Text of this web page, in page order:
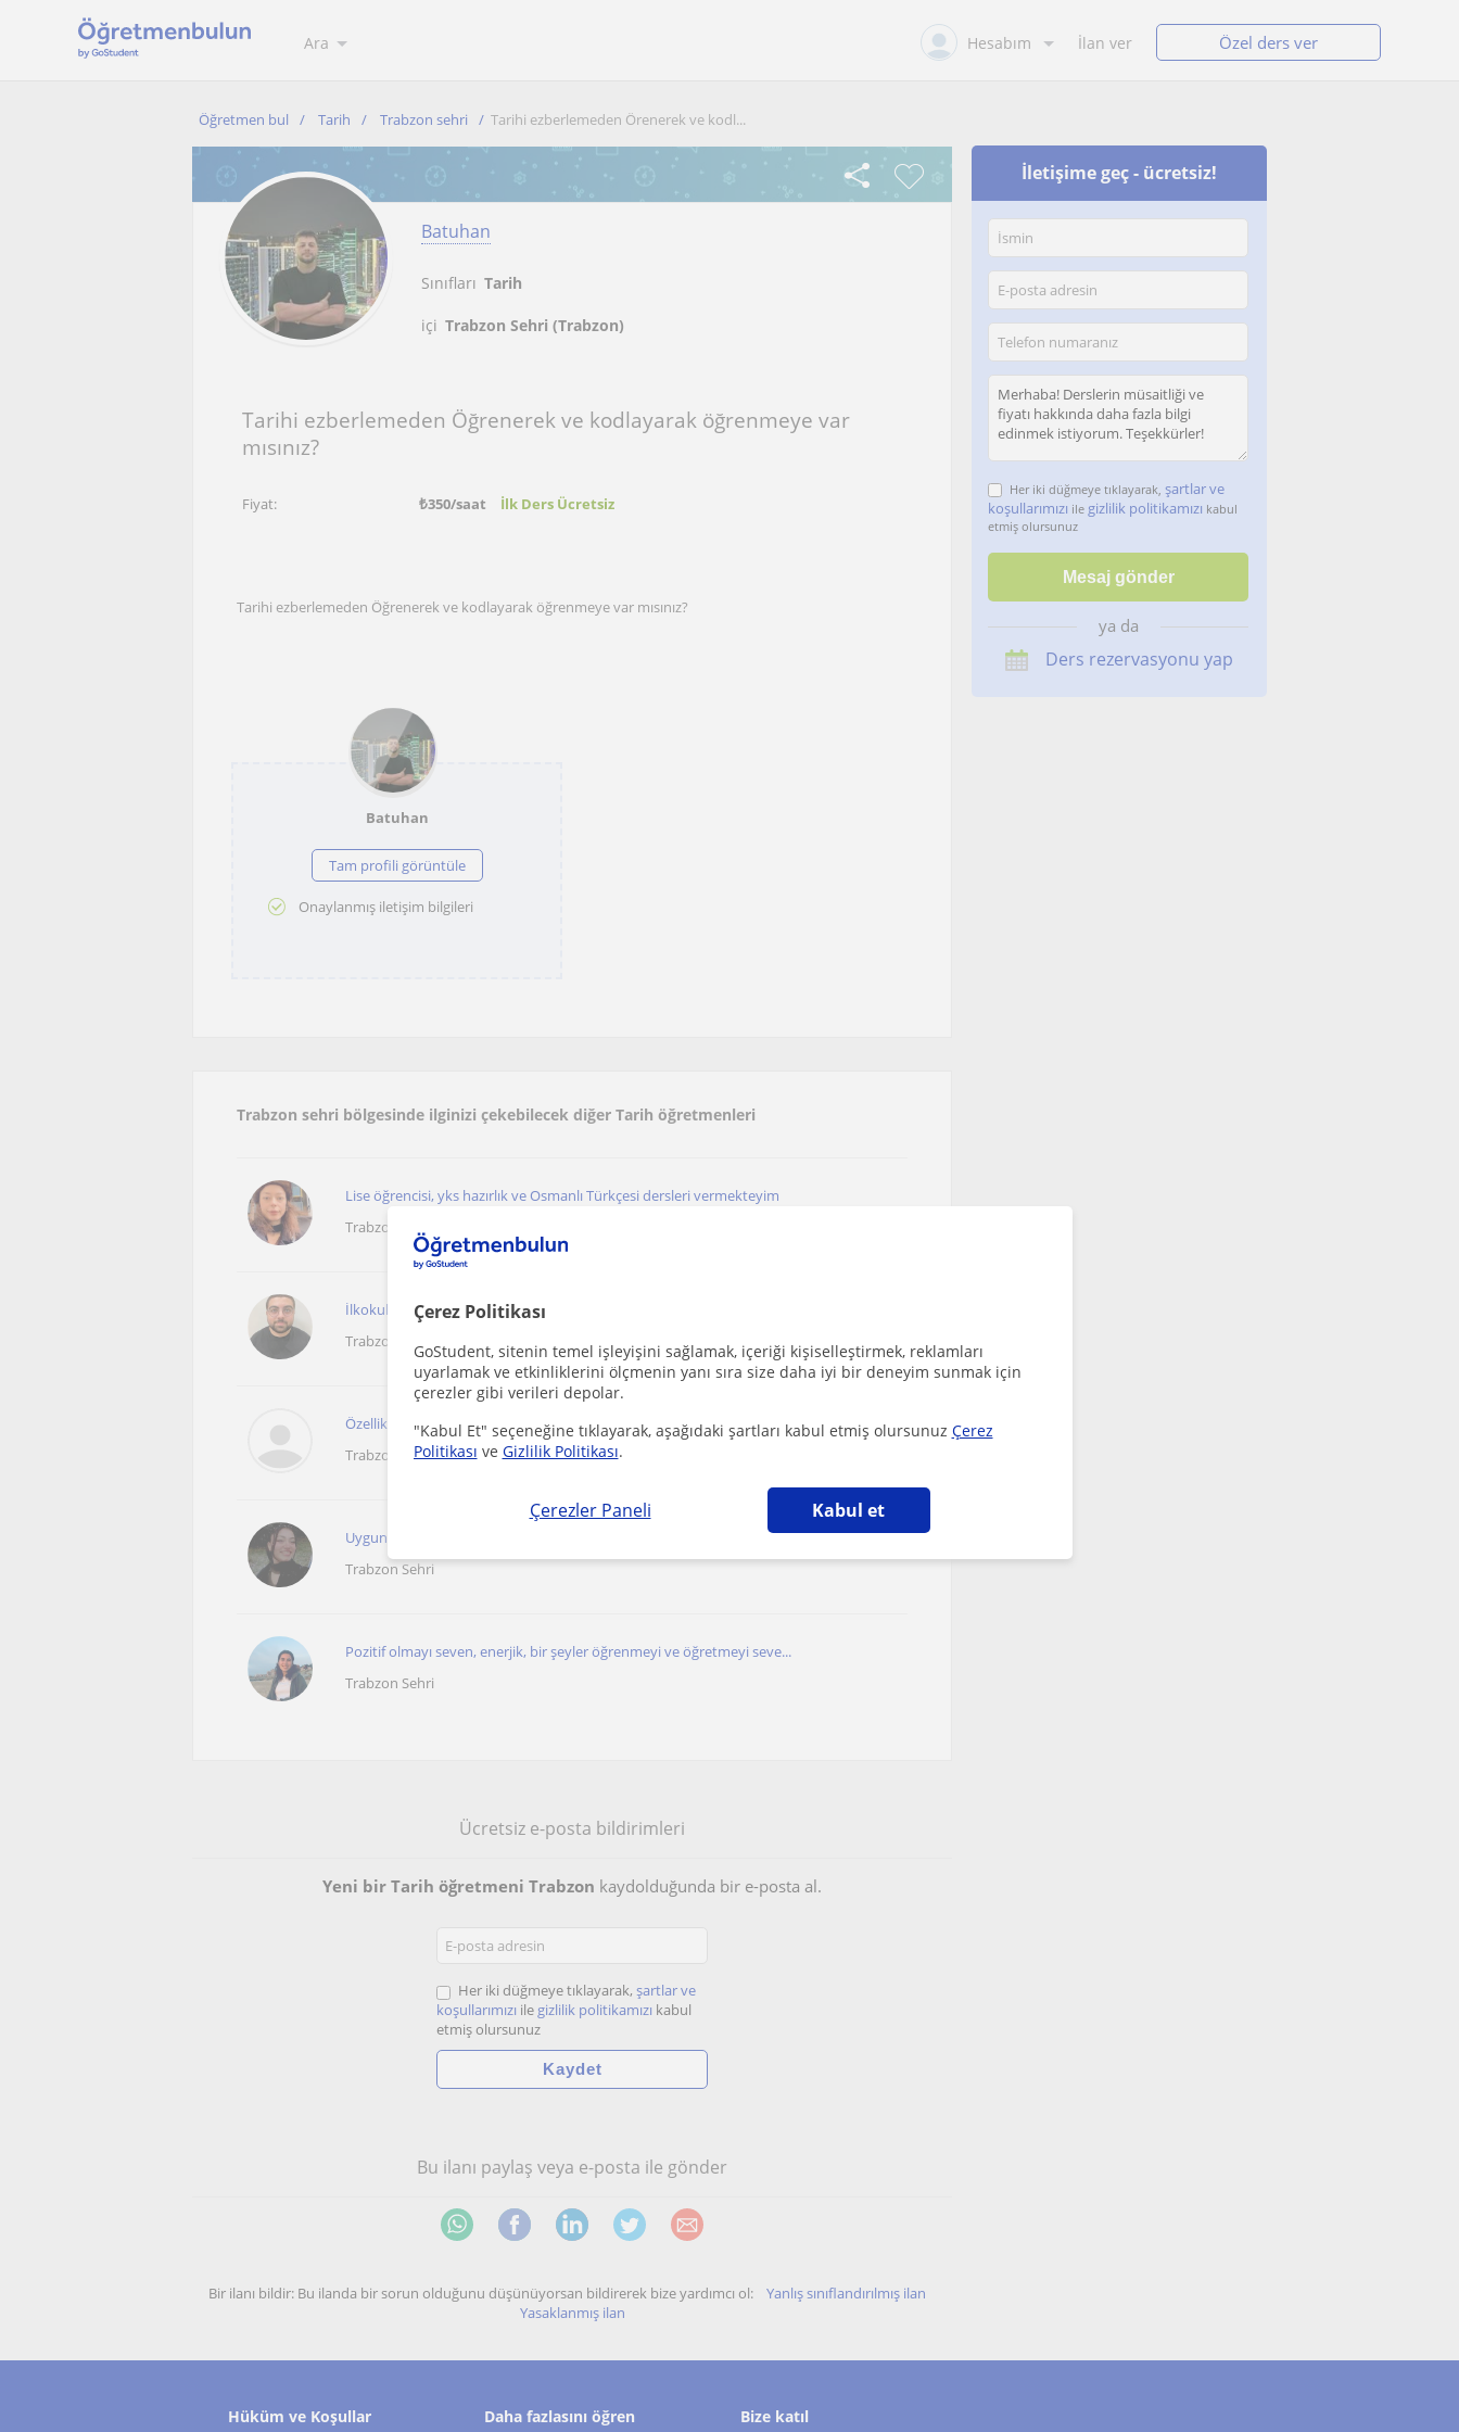
Çerez Politikası
GoStudent, sitenin temel işleyişini sağlamak, içeriği kişiselleştirmek, reklamları
uyarlamak ve etkinliklerini ölçmenin yanı sıra size daha iyi bir deneyim sunmak için
çerezler gibi verileri depolar.
"Kabul Et" seçeneğine tıklayarak, aşağıdaki şartları kabul etmiş olursunuz Çerez
Politikası ve Gizlilik Politikası.
Çerezler Paneli Kabul et
Ara Hesabım İlan ver Özel ders ver
Öğretmen bul Tarih Trabzon sehri Tarihi ezberlemeden Örenerek ve kodl...
Batuhan
Sınıfları Tarih
içi Trabzon Sehri (Trabzon)
Tarihi ezberlemeden Öğrenerek ve kodlayarak öğrenmeye var
mısınız?
Fiyat: ₺350/saat İlk Ders Ücretsiz
Tarihi ezberlemeden Öğrenerek ve kodlayarak öğrenmeye var mısınız?
Batuhan
Tam profili görüntüle
Onaylanmış iletişim bilgileri
Trabzon sehri bölgesinde ilginizi çekebilecek diğer Tarih öğretmenleri
Lise öğrencisi, yks hazırlık ve Osmanlı Türkçesi dersleri vermekteyim
Trabzon Sehri, Soguksu (Trabzon), Bengisu (Trabzon), Besirl...
İlkokul,ortaokul ve lise öğrencilerine özel ders
Trabzon Sehri
Özellikle tyt-ayt sınavlarına yönelik özel ders veren, yeni mezun bir...
Trabzon Sehri
Uygun fiyatlı tarih veya sosyal bilgiler dersi verebilirim
Trabzon Sehri
Pozitif olmayı seven, enerjik, bir şeyler öğrenmeyi ve öğretmeyi seve...
Trabzon Sehri
Ücretsiz e-posta bildirimleri
Yeni bir Tarih öğretmeni Trabzon kaydolduğunda bir e-posta al.
Her iki düğmeye tıklayarak, şartlar ve
koşullarımızı ile gizlilik politikamızı kabul
etmiş olursunuz
Bu ilanı paylaş veya e-posta ile gönder
Bir ilanı bildir: Bu ilanda bir sorun olduğunu düşünüyorsan bildirerek bize yardımcı ol: Yanlış sınıflandırılmış ilan
Yasaklanmış ilan
İletişime geç - ücretsiz!
Her iki düğmeye tıklayarak, şartlar ve
koşullarımızı ile gizlilik politikamızı kabul
etmiş olursunuz
ya da
Ders rezervasyonu yap
Hüküm ve Koşullar Daha fazlasını öğren Bize katıl